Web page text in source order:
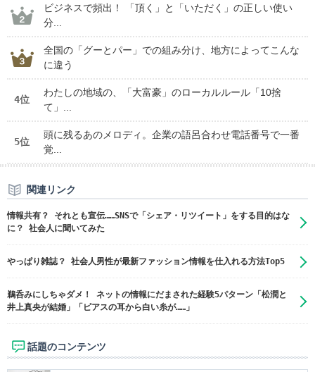
ビジネスで頻出！ 「頂く」と「いただく」の正しい使い
分...
全国の「グーとパー」での組み分け、地方によってこんな
に違う
4位
わたしの地域の、「大富豪」のローカルルール「10捨
て」...
5位
頭に残るあのメロディ。企業の語呂合わせ電話番号で一番
覚...
関連リンク
情報共有？ それとも宣伝……SNSで「シェア・リツイート」をする目的はな
に？ 社会人に聞いてみた
やっぱり雑誌？ ​社会人男性が最新ファッション情報を仕入れる方法Top5
鵜呑みにしちゃダメ！ ネットの情報にだまされた経験5パターン「松潤と
井上真央が結婚」「ピアスの耳から白い糸が……」
話題のコンテンツ